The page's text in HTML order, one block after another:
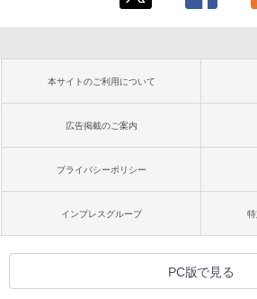
本サイトのご利用について
広告掲載のご案内
プライバシーポリシー
インプレスグループ
PC版で見る